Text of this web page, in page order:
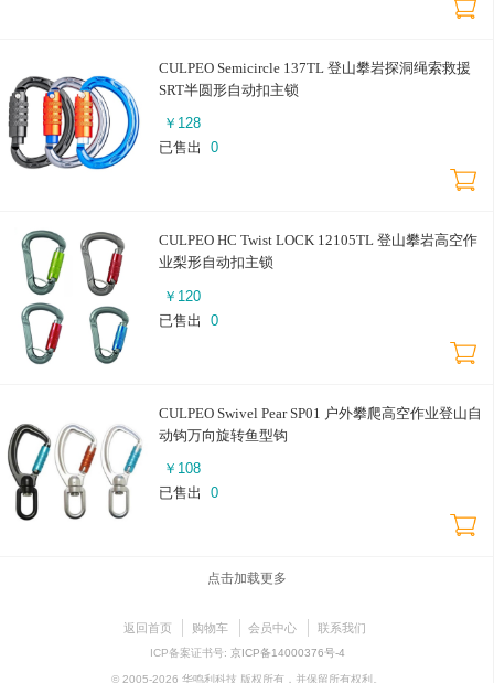
CULPEO Semicircle 137TL 登山攀岩探洞绳索救援
SRT半圆形自动扣主锁
￥ 128
已售出
0
CULPEO HC Twist LOCK 12105TL 登山攀岩高空作
业梨形自动扣主锁
￥ 120
已售出
0
CULPEO Swivel Pear SP01 户外攀爬高空作业登山自
动钩万向旋转鱼型钩
￥ 108
已售出
0
点击加载更多
返回首页 购物车 会员中心 联系我们
ICP备案证书号: 京ICP备14000376号-4
© 2005-2026 华鸣利科技 版权所有，并保留所有权利。